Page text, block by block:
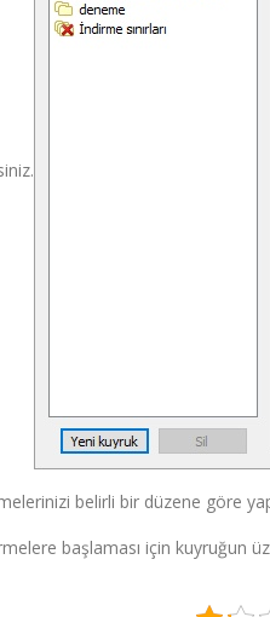
belirli bir düzene göre
başlaması için kuyruğun